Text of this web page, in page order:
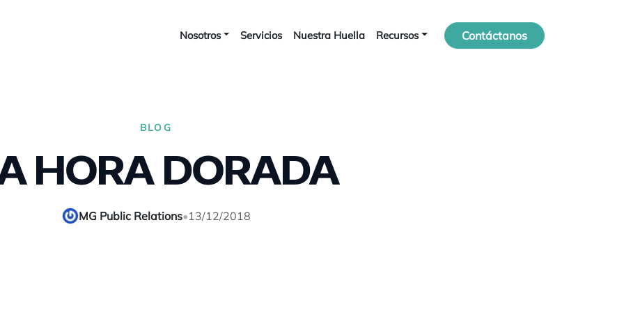
Nosotros Servicios Nuestra Huella Recursos Contáctanos
BLOG
HORA DORADA
MG Public Relations•13/12/2018